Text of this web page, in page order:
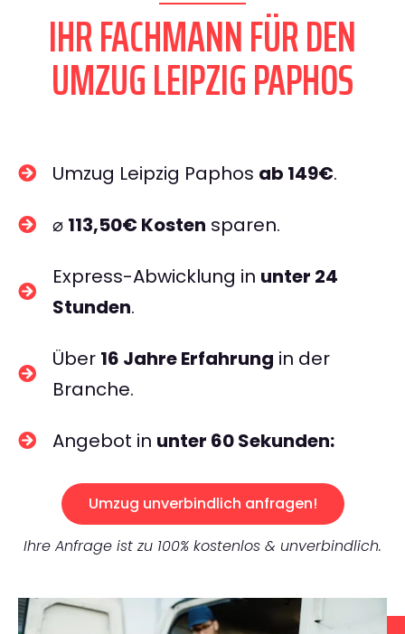
IHR FACHMANN FÜR DEN
UMZUG LEIPZIG PAPHOS
Umzug Leipzig Paphos ab 149€.
⌀ 113,50€ Kosten sparen.
Express-Abwicklung in unter 24
Stunden.
Über 16 Jahre Erfahrung in der
Branche.
Angebot in unter 60 Sekunden:
Umzug unverbindlich anfragen!
Ihre Anfrage ist zu 100% kostenlos & unverbindlich.